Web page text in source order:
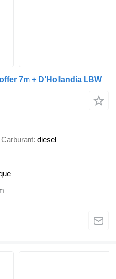
7m + D’Hollandia LBW
Carburant diesel